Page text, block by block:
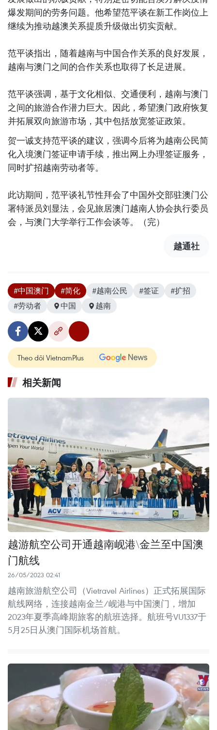
爆发期间的劳务问题。他希望范平谈在新工作岗位上
继续为推动越澳关系提质升级做出切实贡献。
范平谈指出，随着越南与中国合作关系的良好发展，
越南与澳门之间的合作关系也取得了长足进展。
范平谈强调，基于文化相似、交通便利，越南与澳门
之间的旅游合作潜力巨大。因此，希望澳门政府恢复
并拓展双向旅游市场，其中包括放宽签证政策。
贺一诚支持范平谈的建议，强调今后将为越南公民简
化入境澳门签证申请手续，推出网上办理签证服务，
同时扩招越南劳动者等。
此访期间，范平谈礼节性拜会了中国外交部驻澳门公
署特派员刘显法，会见旅居澳门越南人协会执行委员
会，与澳门大学举行工作会谈等。（完）
越通社
#中国澳门 #简化 #越南公民 #签证
#扩招
#劳动者
中国 越南
Theo dõi VietnamPlus
相关新闻
越游航空公司开通越南岘港\金兰至中国澳
门航线
26/05/2023 02:41
越南旅游航空公司（Vietravel Airlines）正式拓展国际
航线网络，连接越南金兰/岘港与中国澳门，增加
2023年夏季高峰期旅客的航班选择。航班号VU1337于
5月25日从澳门国际机场首航。